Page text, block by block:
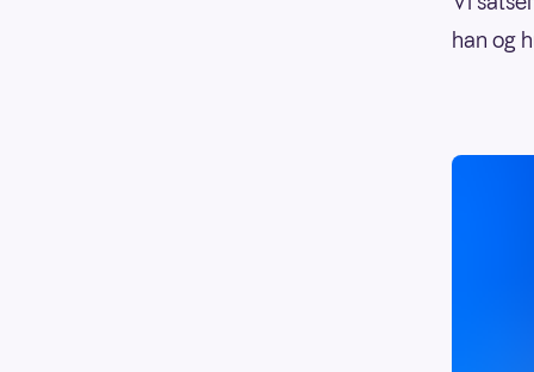
han og